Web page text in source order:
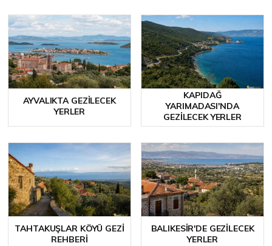
AYVALIKTA GEZILECEK
YERLER
KAPIDAĞ
YARIMADASI'NDA
GEZILECEK YERLER
TAHTAKUŞLAR KÖYÜ GEZI
REHBERI
BALIKESIR'DE GEZILECEK
YERLER